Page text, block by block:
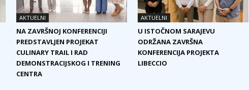
AKTUELNI
NA ZAVRŠNOJ KONFERENCIJI
PREDSTAVLJEN PROJEKAT
CULINARY TRAIL I RAD
DEMONSTRACIJSKOG I TRENING
CENTRA
AKTUELNI
U ISTOČNOM SARAJEVU
ODRŽANA ZAVRŠNA
KONFERENCIJA PROJEKTA
LIBECCIO